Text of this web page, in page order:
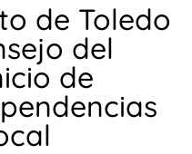
de Toledo
del
de